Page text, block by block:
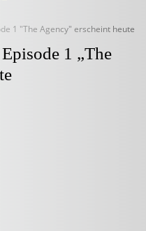
1 "The Agency" erscheint heute
1 „The